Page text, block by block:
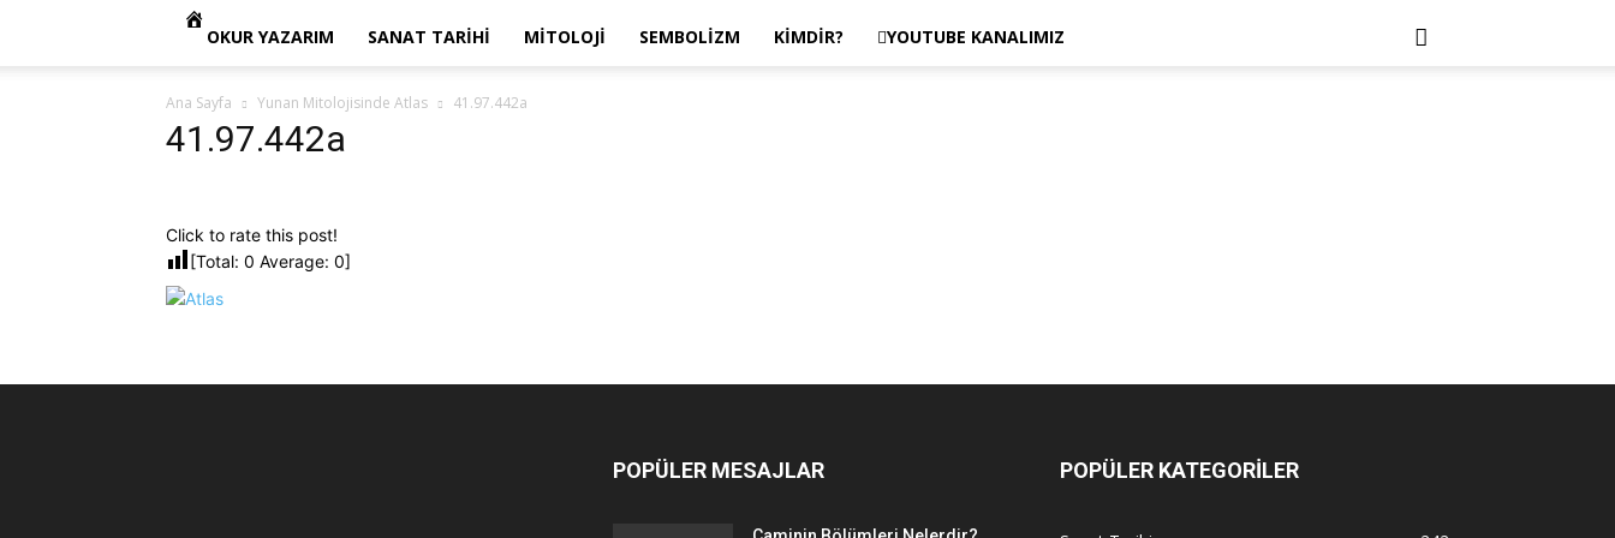
OKUR YAZARIM SANAT TARIHI MITOLOJI SEMBOLIZM KIMDIR? YOUTUBE KANALIMIZ
Ana Sayfa Yunan Mitolojisinde Atlas 41.97.442a
41.97.442a
Click to rate this post!
[Total: 0 Average: 0]
POPÜLER MESAJLAR POPÜLER KATEGORİLER